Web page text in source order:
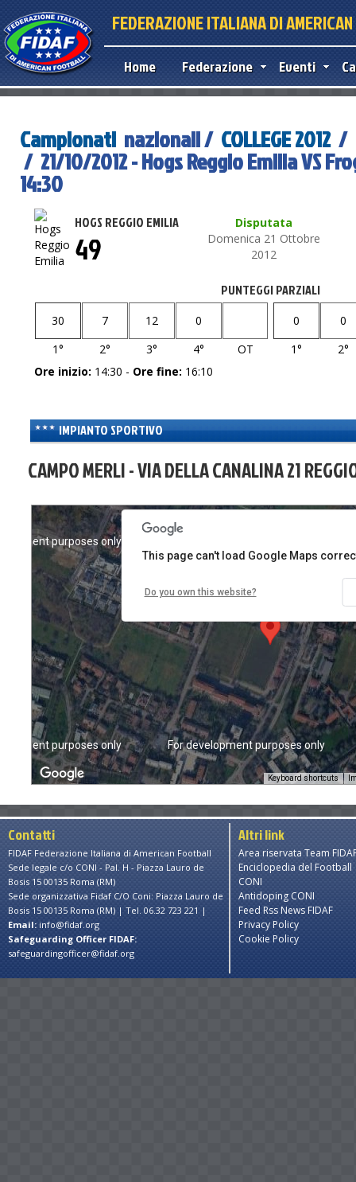
FEDERAZIONE ITALIANA DI
Home Federazione Eventi
Campionati nazionali / COLLEGE 2012/
/ 21/10/2012 - Hogs Reggio Emilia VS
14:30
HOGS REGGIO EMILIA
Disputata
Domenica 21 Ottobre
2012
49
PUNTEGGI PARZIALI
30 7 12
0
1°
2° 3° 4° OT
0
0
1°
2°
Ore inizio: 14:30 - Ore fine: 16:10
IMPIANTO SPORTIVO
CAMPO MERLI - VIA DELLA CANALINA 21
purposes only
purposes only
For development purposes only
Keyboard shortcuts
This page can't load Google Maps
Do you own this website?
Contatti
FIDAF Federazione Italiana di American Football
Sede legale c/o CONI - Pal. H - Piazza Lauro de
Bosis 15 00135 Roma (RM)
Sede organizzativa Fidaf C/O Coni: Piazza Lauro de
Bosis 15 00135 Roma (RM) | Tel. 06.32 723 221 |
Email: info@fidaf.org
Safeguarding Officer FIDAF:
safeguardingofficer@fidaf.org
Altri link
Area riservata Team
Enciclopedia del Football
CONI
Antidoping CONI
Feed Rss News FIDAF
Privacy Policy
Cookie Policy